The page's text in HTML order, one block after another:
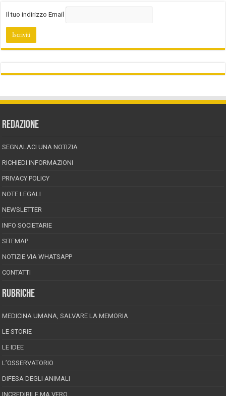
Il tuo indirizzo Email
REDAZIONE
SEGNALACI UNA NOTIZIA
RICHIEDI INFORMAZIONI
PRIVACY POLICY
NOTE LEGALI
NEWSLETTER
INFO SOCIETARIE
SITEMAP
NOTIZIE VIA WHATSAPP
CONTATTI
RUBRICHE
MEDICINA UMANA, SALVARE LA MEMORIA
LE STORIE
LE IDEE
L’OSSERVATORIO
DIFESA DEGLI ANIMALI
INCREDIBILE MA VERO